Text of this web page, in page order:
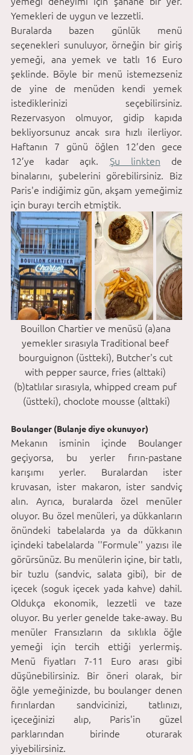
Yemekleri de uygun ve lezzetli.
Buralarda bazen günlük menü
seçenekleri sunuluyor, örneğin bir giriş
yemeği, ana yemek ve tatlı 16 Euro
şeklinde. Böyle bir menü istemezseniz
de yine de menüden kendi yemek
istediklerinizi seçebilirsiniz.
Rezervasyon olmuyor, gidip kapıda
bekliyorsunuz ancak sıra hızlı ilerliyor.
Haftanın 7 günü öğlen 12’den gece
12’ye kadar açık. Şu linkten de
binalarını, şubelerini görebilirsiniz. Biz
Paris'e indiğimiz gün, akşam yemeğimiz
için burayı tercih etmiştik.
Bouillon Chartier ve menüsü (a)ana
yemekler sırasıyla Traditional beef
bourguignon (üstteki), Butcher's cut
with pepper saurce, fries (alttaki)
(b)tatlılar sırasıyla, whipped cream puf
(üstteki), choclote mousse (alttaki)
Boulanger (Bulanje diye okunuyor)
Mekanın isminin içinde Boulanger
geçiyorsa, bu yerler fırın-pastane
karışımı yerler. Buralardan ister
kruvasan, ister makaron, ister sandviç
alın. Ayrıca, buralarda özel menüler
oluyor. Bu özel menüleri, ya dükkanların
önündeki tabelalarda ya da dükkanın
içindeki tabelalarda ''Formule'' yazısı ile
görürsünüz. Bu menülerin içine, bir tatlı,
bir tuzlu (sandvic, salata gibi), bir de
içecek (soguk içecek yada kahve) dahil.
Oldukça ekonomik, lezzetli ve taze
oluyor. Bu yerler genelde take-away. Bu
menüler Fransızların da sıklıkla öğle
yemeği için tercih ettiği yerlermiş.
Menü fiyatları 7-11 Euro arası gibi
düşünebilirsiniz. Bir öneri olarak, bir
öğle yemeğinizde, bu boulanger denen
fırınlardan sandvicinizi, tatlınızı,
içeceğinizi alıp, Paris'in güzel
parklarından birinde oturarak
yiyebilirsiniz.